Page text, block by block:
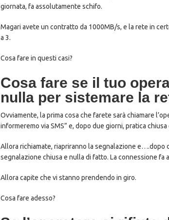
giornata, fa assolutamente schifo.
Magari avete un contratto da 1000MB/s, e la rete in
a 3.
Cosa fare in questi casi?
Cosa fare se il tuo
nulla per sistemare la
Ovviamente, la prima cosa che farete sarà chiamare
informeremo via SMS” e, dopo due giorni, pratica
Allora richiamate, riapriranno la segnalazione e….dopo
segnalazione chiusa e nulla di fatto. La connessione fa
Allora capite che vi stanno prendendo in giro.
Cosa fare adesso?